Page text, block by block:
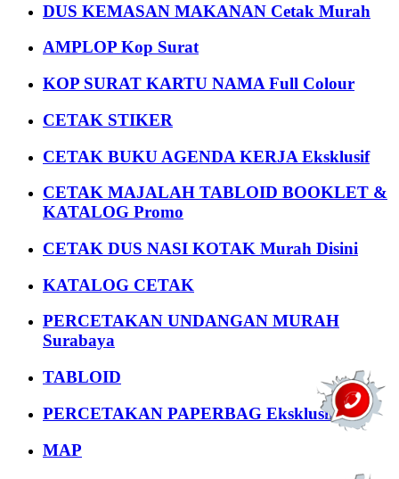
DUS KEMASAN MAKANAN Cetak Murah
AMPLOP Kop Surat
KOP SURAT KARTU NAMA Full Colour
CETAK STIKER
CETAK BUKU AGENDA KERJA Eksklusif
CETAK MAJALAH TABLOID BOOKLET &
KATALOG Promo
CETAK DUS NASI KOTAK Murah Disini
KATALOG CETAK
PERCETAKAN UNDANGAN MURAH
Surabaya
TABLOID
PERCETAKAN PAPERBAG Eksklusif
MAP